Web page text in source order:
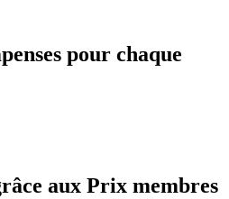
pour chaque
aux Prix membres